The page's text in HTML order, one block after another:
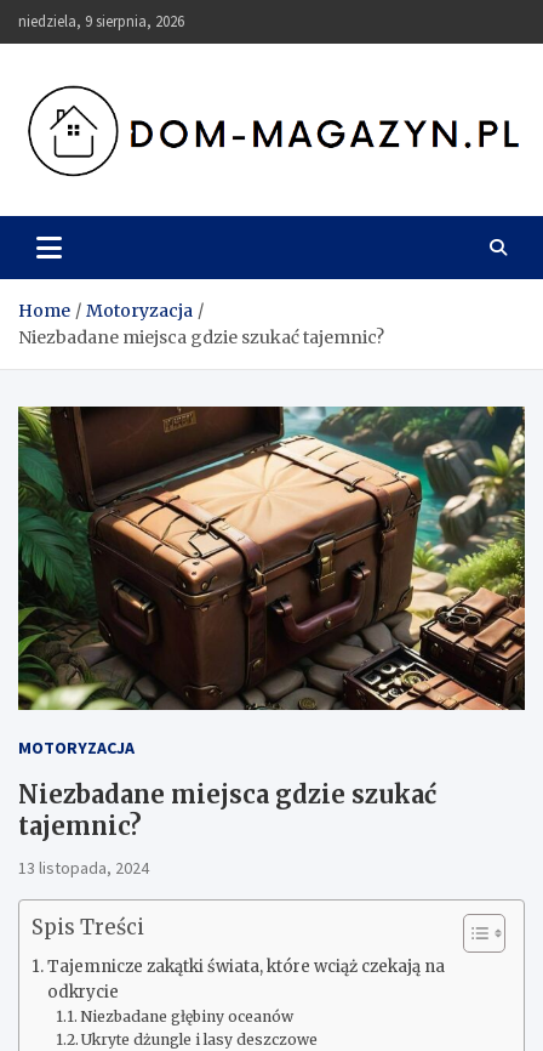
Skip
to
niedziela, 9 sierpnia, 2026
Dom-Magazyn.pl
Home
Motoryzacja
Niezbadane miejsca gdzie szukać tajemnic?
MOTORYZACJA
Niezbadane miejsca gdzie szukać
tajemnic?
13 listopada, 2024
Spis Treści
Tajemnicze zakątki świata, które wciąż czekają na
odkrycie
Niezbadane głębiny oceanów
Ukryte dżungle i lasy deszczowe